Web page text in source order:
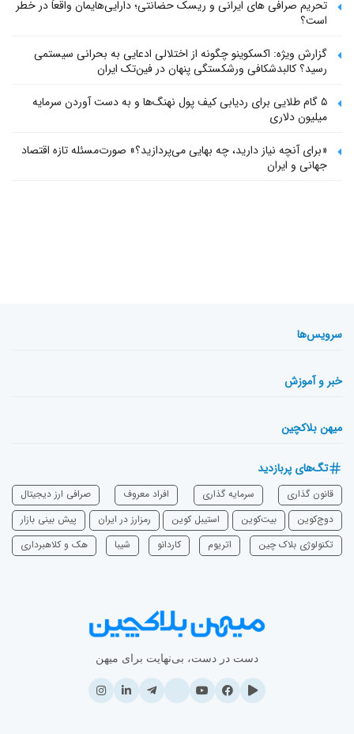
تحریم صرافی های ایرانی و ریسک حضانتی؛ دارایی‌هایمان واقعاً در خطر
است؟
گزارش ویژه: اکسکوینو چگونه از اختلالی ادعایی به بحرانی سیستمی
رسید؟ کالبدشکافی ورشکستگی پنهان در فین‌تک ایران
۵ گام طلایی برای ردیابی کیف پول‌ نهنگ‌ها و به دست آوردن سرمایه
میلیون دلاری
«برای آنچه نیاز دارید، چه بهایی می‌پردازید؟» صورت‌مسئله تازه اقتصاد
جهانی و ایران
سرویس‌ها
خبر و آموزش
میهن بلاکچین
تگ‌های پربازدید
قانون گذاری سرمایه‌ گذاری افراد معروف
صرافی ارز دیجیتال
دوج‌کوین
بیت‌کوین استیبل کوین رمزارز در ایران
پیش بینی بازار
تکنولوژی بلاک چین
اتریوم ‌کاردانو شیبا هک و کلاهبرداری
دست در دست، بی‌نهایت برای میهن